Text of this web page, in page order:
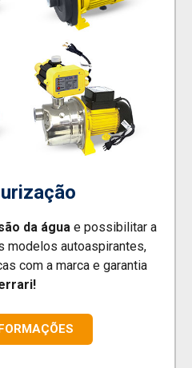
da água e possibilitar a
modelos autoaspirantes,
com a marca e garantia